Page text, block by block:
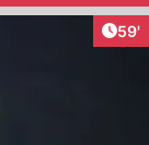
59'